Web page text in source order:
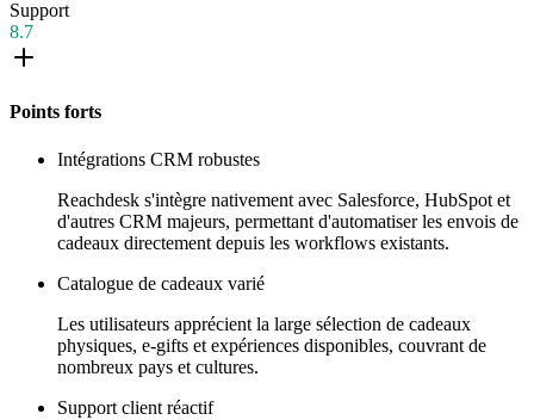
Support
8.7
Points forts
Intégrations CRM robustes
Reachdesk s'intègre nativement avec Salesforce, HubSpot et
d'autres CRM majeurs, permettant d'automatiser les envois de
cadeaux directement depuis les workflows existants.
Catalogue de cadeaux varié
Les utilisateurs apprécient la large sélection de cadeaux
physiques, e-gifts et expériences disponibles, couvrant de
nombreux pays et cultures.
Support client réactif